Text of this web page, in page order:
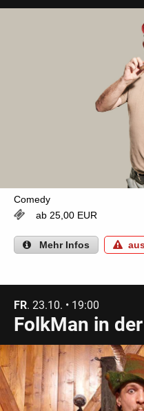
Comedy
ab 25,00 EUR
Mehr Infos
FR. 23.10. • 19:00
FolkMan in